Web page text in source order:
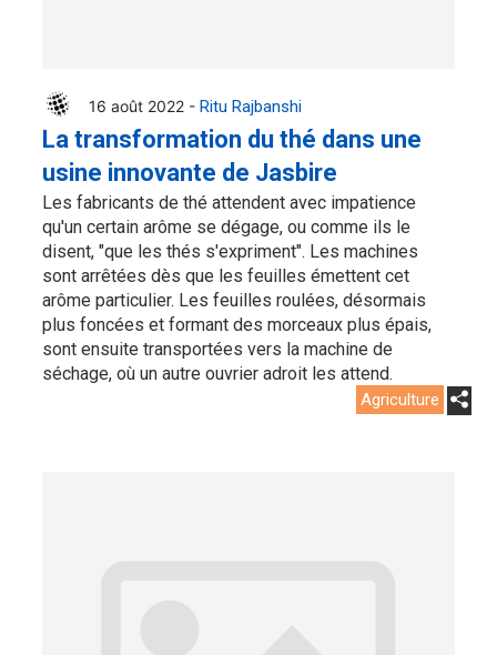
16 août 2022 - Ritu Rajbanshi
La transformation du thé dans une
usine innovante de Jasbire
Les fabricants de thé attendent avec impatience
qu'un certain arôme se dégage, ou comme ils le
disent, "que les thés s'expriment". Les machines
sont arrêtées dès que les feuilles émettent cet
arôme particulier. Les feuilles roulées, désormais
plus foncées et formant des morceaux plus épais,
sont ensuite transportées vers la machine de
séchage, où un autre ouvrier adroit les attend.
Agriculture